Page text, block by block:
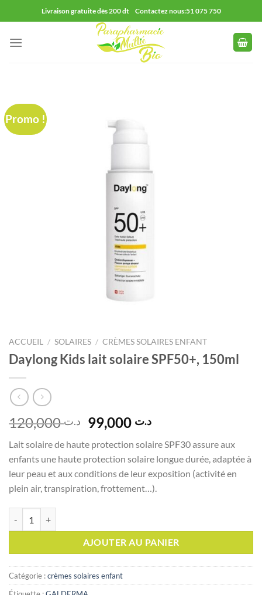
au
contenu
Livraison gratuite dès 200 dt Contactez nous:51 075 750
Promo !
ACCUEIL / SOLAIRES / CRÈMES SOLAIRES ENFANT
Daylong Kids lait solaire SPF50+, 150ml
د.ت120,000
Le
prix
initial
était :
د.ت 120,000.
د.تLe
actuel
est :
د.ت 99,000.
Lait solaire de haute protection solaire SPF30 assure aux
enfants une haute protection solaire longue durée, adaptée à
leur peau et aux conditions de leur exposition (activité en
plein air, transpiration, frottement…).
AJOUTER AU PANIER
Catégorie :crèmes solaires enfant